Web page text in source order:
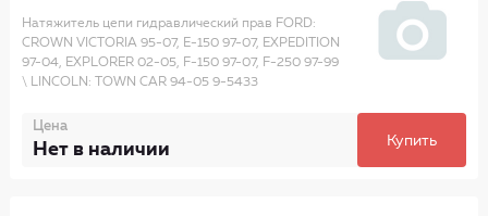
Натяжитель цепи гидравлический прав FORD:
CROWN VICTORIA 95-07, E-150 97-07, EXPEDITION
97-04, EXPLORER 02-05, F-150 97-07, F-250 97-99
\ LINCOLN: TOWN CAR 94-05 9-5433
Цена
Нет в наличии Купить